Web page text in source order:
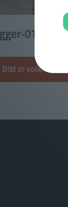
010.jpg
Bild in voller